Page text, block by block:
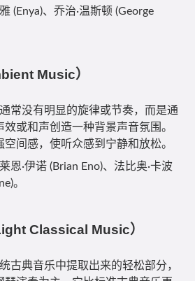
(Enya)、乔治·温斯顿 (George
Music）
常没有明显的旋律或节奏，而是通
或和声创造一种背景声音氛围。
空间感，使听众感到宁静和放松。
恩·伊诺 (Brian Eno)、法比奥·卡波
。
Classical Music）
古典音乐中提取出来的轻松部分，